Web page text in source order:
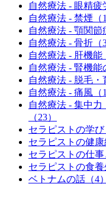
自然療法 - 眼精疲
自然療法 - 禁煙（1
自然療法 - 顎関節
自然療法 - 骨折（3
自然療法 - 肝機能
自然療法 - 腎機能
自然療法 - 脱毛・
自然療法 - 痛風（1
自然療法 - 集中
（23）
セラピストの学び
セラピストの健康
セラピストの仕事
セラピストの食養
ベトナムの話（4）